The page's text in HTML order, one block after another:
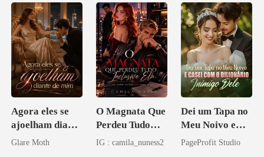
Agora eles se
ajoelham diante
de mim
Glare Moth
O Magnata Que
Perdeu Tudo
Inclusive Ela
IG : camila_nuness2
Dei um Tapa no
Meu Noivo e
Casei com o
PageProfit Studio